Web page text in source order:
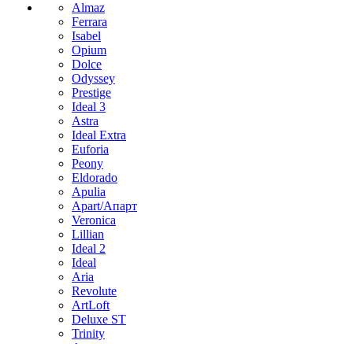
Almaz
Ferrara
Isabel
Opium
Dolce
Odyssey
Prestige
Ideal 3
Astra
Ideal Extra
Euforia
Peony
Eldorado
Apulia
Apart/Апарт
Veronica
Lillian
Ideal 2
Ideal
Aria
Revolute
ArtLoft
Deluxe ST
Trinity